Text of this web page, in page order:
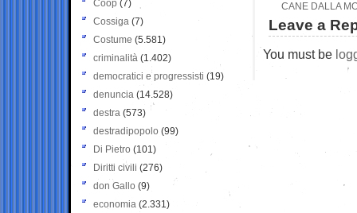
CANE DALLA
Leave a
You must be
Coop (7)
Cossiga (7)
Costume (5.581)
criminalità (1.402)
democratici e progressisti (19)
denuncia (14.528)
destra (573)
destradipopolo (99)
Di Pietro (101)
Diritti civili (276)
don Gallo (9)
economia (2.331)